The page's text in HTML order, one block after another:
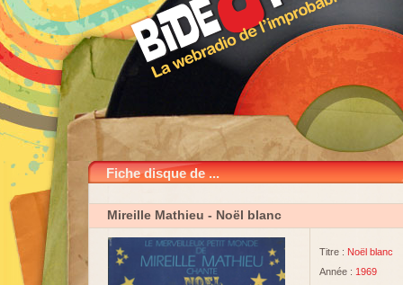
Fiche disque de ...
Mireille Mathieu - Noël blanc
Titre : Noël blanc
Année : 1969